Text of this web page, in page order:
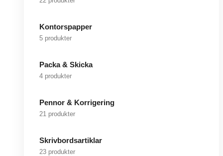
Kontorspapper
5 produkter
Packa & Skicka
4 produkter
Pennor & Korrigering
21 produkter
Skrivbordsartiklar
23 produkter